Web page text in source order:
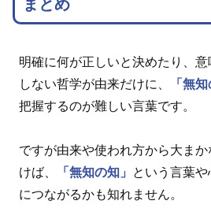
まとめ
明確に何が正しいと決めたり、
しない哲学が由来だけに、
「無知
把握するのが難しい言葉です。
ですが由来や使われ方から大ま
けば、
「無知の知」
という言葉
につながるかも知れません。